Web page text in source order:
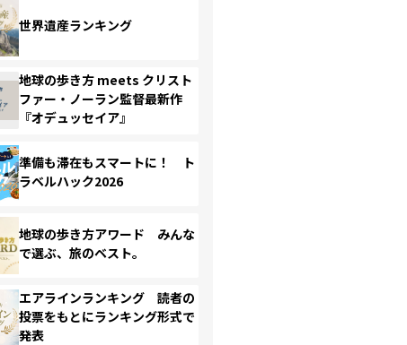
世界遺産ランキング
地球の歩き方 meets クリスト
ファー・ノーラン監督最新作
『オデュッセイア』
準備も滞在もスマートに！ ト
ラベルハック2026
地球の歩き方アワード みんな
で選ぶ、旅のベスト。
エアラインランキング 読者の
投票をもとにランキング形式で
発表